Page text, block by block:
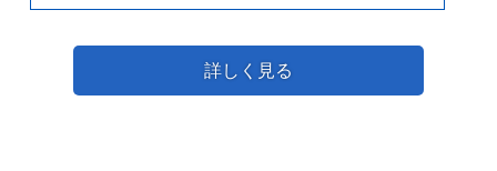
詳しく見る